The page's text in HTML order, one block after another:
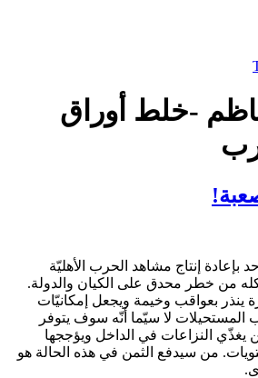
-خلط أوراق
إنتاج مشاهد الحرب الأهليّة
من خطر محدق على الكيان والدولة.
ينذر بعواقب وخيمة ويجعل إمكانيّات
المستحيلات لا سيّما أنّه سوف يتوفر
النزاعات في الداخل ويؤججها
من سيدفع الثمن في هذه الحالة هو